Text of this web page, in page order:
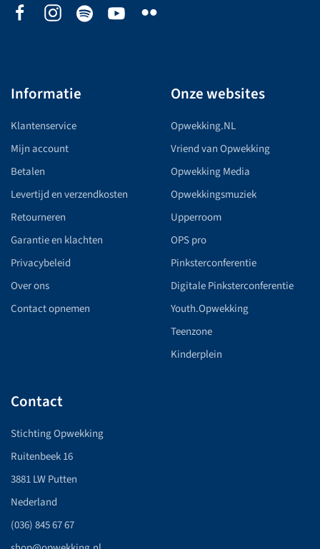
Informatie
Klantenservice
Mijn account
Betalen
Levertijd en verzendkosten
Retourneren
Garantie en klachten
Privacybeleid
Over ons
Contact opnemen
Onze websites
Opwekking.NL
Vriend van Opwekking
Opwekking Media
Opwekkingsmuziek
Upperroom
OPS pro
Pinksterconferentie
Digitale Pinksterconferentie
Youth.Opwekking
Teenzone
Kinderplein
Contact
Stichting Opwekking
Ruitenbeek 16
3881 LW Putten
Nederland
(036) 845 67 67